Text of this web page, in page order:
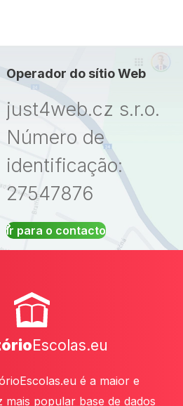
Operador do sítio Web
just4web.cz s.r.o.
Número de
identificação:
27547876
Ir para o contacto
Escolas.eu
é a maior e
mais popular base de dados